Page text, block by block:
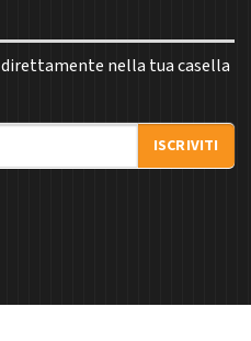
direttamente nella tua casella
ISCRIVITI